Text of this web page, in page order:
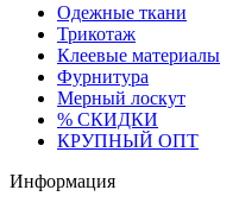
Одежные ткани
Трикотаж
Клеевые материалы
Фурнитура
Мерный лоскут
% СКИДКИ
КРУПНЫЙ ОПТ
Информация